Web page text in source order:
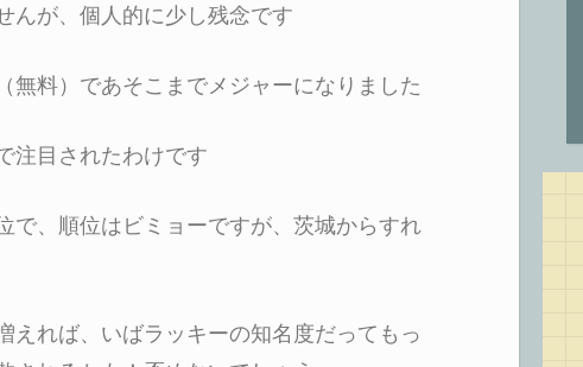
んが、個人的に少し残念です
無料）であそこまでメジャーになりました
注目されたわけです
で、順位はビミョーですが、茨城からすれ
えれば、いばラッキーの知名度だってもっ